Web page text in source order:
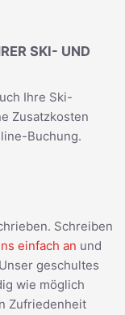
SKI- UND
Ihre Ski-
Zusatzkosten
Buchung.
Schreiben
einfach an und
geschultes
wie möglich
Zufriedenheit